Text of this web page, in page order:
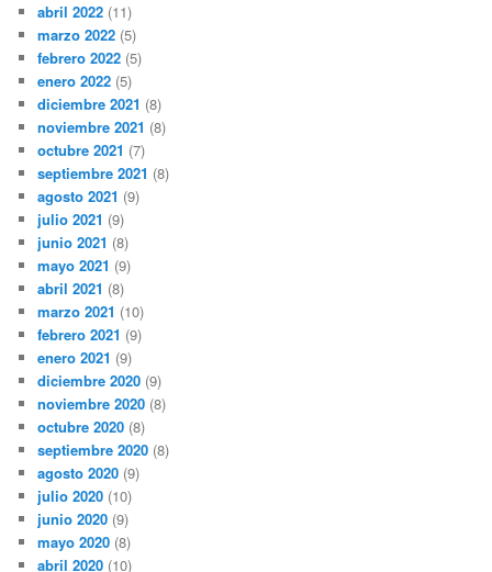
abril 2022 (11)
marzo 2022 (5)
febrero 2022 (5)
enero 2022 (5)
diciembre 2021 (8)
noviembre 2021 (8)
octubre 2021 (7)
septiembre 2021 (8)
agosto 2021 (9)
julio 2021 (9)
junio 2021 (8)
mayo 2021 (9)
abril 2021 (8)
marzo 2021 (10)
febrero 2021 (9)
enero 2021 (9)
diciembre 2020 (9)
noviembre 2020 (8)
octubre 2020 (8)
septiembre 2020 (8)
agosto 2020 (9)
julio 2020 (10)
junio 2020 (9)
mayo 2020 (8)
abril 2020 (10)